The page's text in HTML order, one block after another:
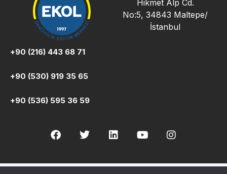
Hikmet Alp Cd.
No:5, 34843 Maltepe/
İstanbul
+90 (216) 443 68 71
+90 (530) 919 35 65
+90 (536) 595 36 59